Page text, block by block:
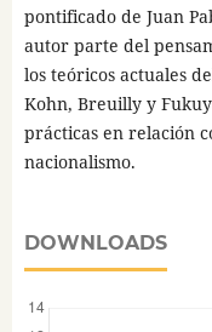
pontificado de Juan
autor parte del
los teóricos actuales
Kohn, Breuilly y
prácticas en relación
nacionalismo.
DOWNLOADS